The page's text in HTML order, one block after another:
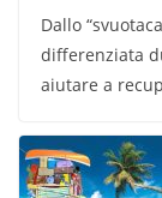
Dallo
differenziata
aiutare a